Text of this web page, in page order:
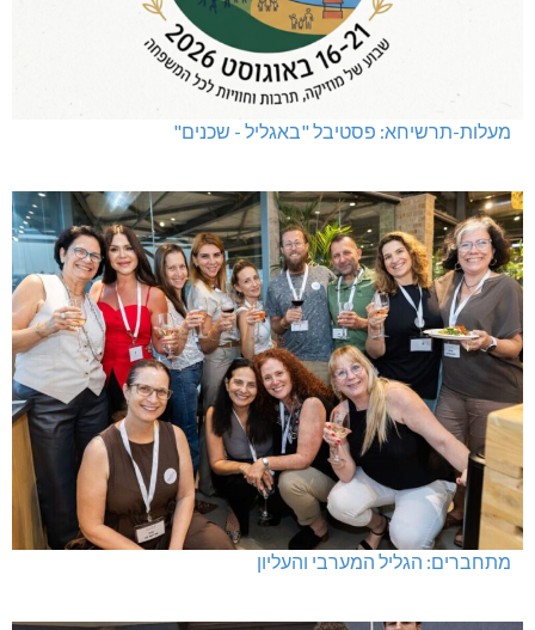
מעלות-תרשיחא: פסטיבל "באגליל - שכנים"
מתחברים: הגליל המערבי והעליון